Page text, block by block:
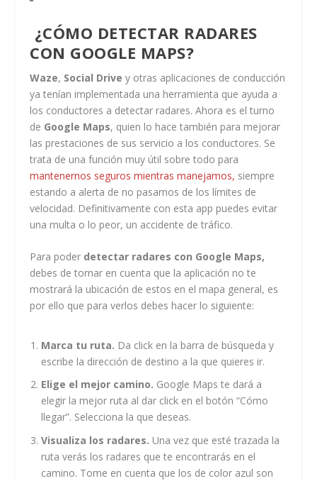
¿CÓMO DETECTAR RADARES
CON GOOGLE MAPS?
Waze, Social Drive y otras aplicaciones de conducción
ya tenían implementada una herramienta que ayuda a
los conductores a detectar radares. Ahora es el turno
de Google Maps, quien lo hace también para mejorar
las prestaciones de sus servicio a los conductores. Se
trata de una función muy útil sobre todo para
mantenernos seguros mientras manejamos, siempre
estando a alerta de no pasarnos de los límites de
velocidad. Definitivamente con esta app puedes evitar
una multa o lo peor, un accidente de tráfico.
Para poder detectar radares con Google Maps,
debes de tomar en cuenta que la aplicación no te
mostrará la ubicación de estos en el mapa general, es
por ello que para verlos debes hacer lo siguiente:
Marca tu ruta. Da click en la barra de búsqueda y
escribe la dirección de destino a la que quieres ir.
Elige el mejor camino. Google Maps te dará a
elegir la mejor ruta al dar click en el botón “Cómo
llegar”. Selecciona la que deseas.
Visualiza los radares. Una vez que esté trazada la
ruta verás los radares que te encontrarás en el
camino. Tome en cuenta que los de color azul son